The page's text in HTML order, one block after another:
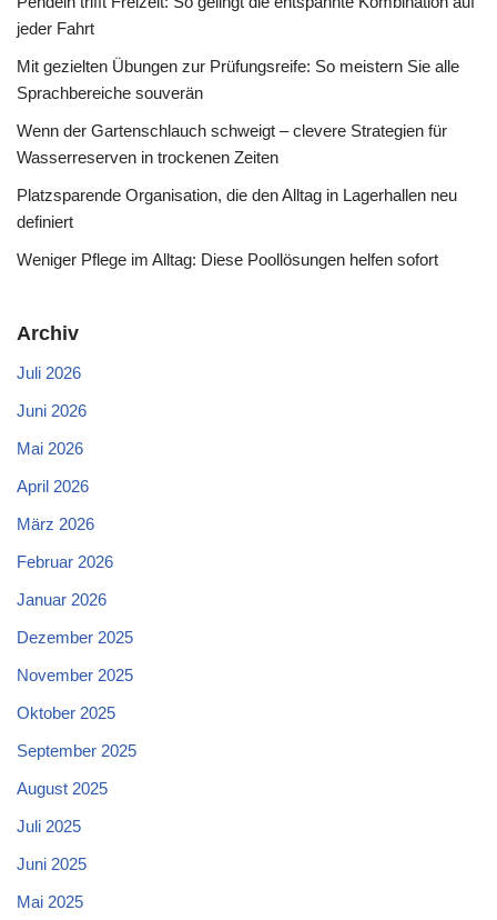
jeder Fahrt
Mit gezielten Übungen zur Prüfungsreife: So meistern Sie alle
Sprachbereiche souverän
Wenn der Gartenschlauch schweigt – clevere Strategien für
Wasserreserven in trockenen Zeiten
Platzsparende Organisation, die den Alltag in Lagerhallen neu
definiert
Weniger Pflege im Alltag: Diese Poollösungen helfen sofort
Archiv
Juli 2026
Juni 2026
Mai 2026
April 2026
März 2026
Februar 2026
Januar 2026
Dezember 2025
November 2025
Oktober 2025
September 2025
August 2025
Juli 2025
Juni 2025
Mai 2025